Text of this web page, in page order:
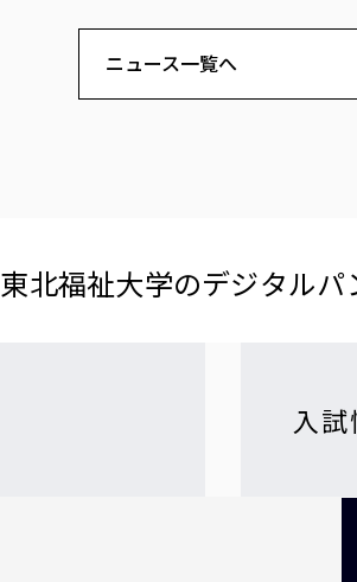
ニュース一覧へ
東北福祉大学の​デジタルパ
入